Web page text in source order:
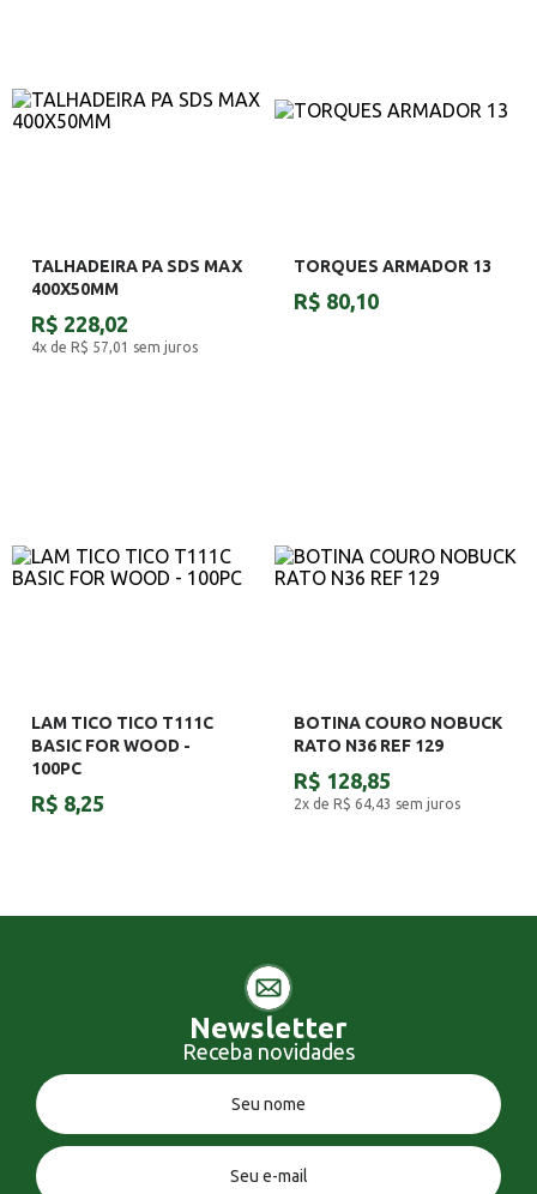
TALHADEIRA PA SDS MAX
400X50MM
R$ 228,02
4x de R$ 57,01 sem juros
TORQUES ARMADOR 13
R$ 80,10
LAM TICO TICO T111C
BASIC FOR WOOD -
100PC
R$ 8,25
BOTINA COURO NOBUCK
RATO N36 REF 129
R$ 128,85
2x de R$ 64,43 sem juros
Newsletter
Receba novidades